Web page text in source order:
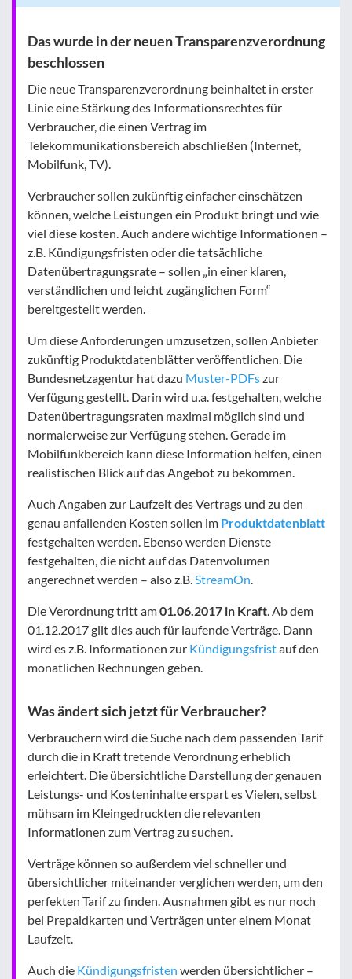
Das wurde in der neuen Transparenzverordnung
beschlossen
Die neue Transparenzverordnung beinhaltet in erster
Linie eine Stärkung des Informationsrechtes für
Verbraucher, die einen Vertrag im
Telekommunikationsbereich abschließen (Internet,
Mobilfunk, TV).
Verbraucher sollen zukünftig einfacher einschätzen
können, welche Leistungen ein Produkt bringt und wie
viel diese kosten. Auch andere wichtige Informationen –
z.B. Kündigungsfristen oder die tatsächliche
Datenübertragungsrate – sollen „in einer klaren,
verständlichen und leicht zugänglichen Form“
bereitgestellt werden.
Um diese Anforderungen umzusetzen, sollen Anbieter
zukünftig Produktdatenblätter veröffentlichen. Die
Bundesnetzagentur hat dazu Muster-PDFszur
Verfügung gestellt. Darin wird u.a. festgehalten, welche
Datenübertragungsraten maximal möglich sind und
normalerweise zur Verfügung stehen. Gerade im
Mobilfunkbereich kann diese Information helfen, einen
realistischen Blick auf das Angebot zu bekommen.
Auch Angaben zur Laufzeit des Vertrags und zu den
genau anfallenden Kosten sollen im Produktdatenblatt
festgehalten werden. Ebenso werden Dienste
festgehalten, die nicht auf das Datenvolumen
angerechnet werden – also z.B.StreamOn.
Die Verordnung tritt am01.06.2017 in Kraft. Ab dem
01.12.2017 gilt dies auch für laufende Verträge. Dann
wird es z.B. Informationen zur Kündigungsfristauf den
monatlichen Rechnungen geben.
Was ändert sich jetzt für Verbraucher?
Verbrauchern wird die Suche nach dem passenden Tarif
durch die in Kraft tretende Verordnung erheblich
erleichtert. Die übersichtliche Darstellung der genauen
Leistungs- und Kosteninhalte erspart es Vielen, selbst
mühsam im Kleingedruckten die relevanten
Informationen zum Vertrag zu suchen.
Verträge können so außerdem viel schneller und
übersichtlicher miteinander verglichen werden, um den
perfekten Tarif zu finden. Ausnahmen gibt es nur noch
bei Prepaidkarten und Verträgen unter einem Monat
Laufzeit.
Auch die Kündigungsfristen werden übersichtlicher –